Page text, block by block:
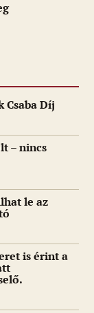
Csaba Díj
– nincs
le az
is érint a